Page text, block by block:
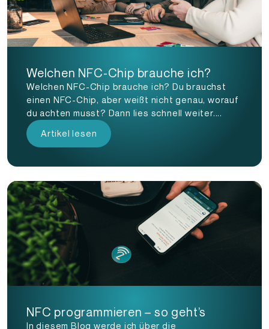
Welchen NFC-Chip brauche ich?
Welchen NFC-Chip brauche ich? Du brauchst
einen NFC-Chip, aber weißt nicht genau, worauf
du achten musst? Dann lies schnell weiter....
Artikel lesen
NFC programmieren – so geht’s
In diesem Blog werde ich über die